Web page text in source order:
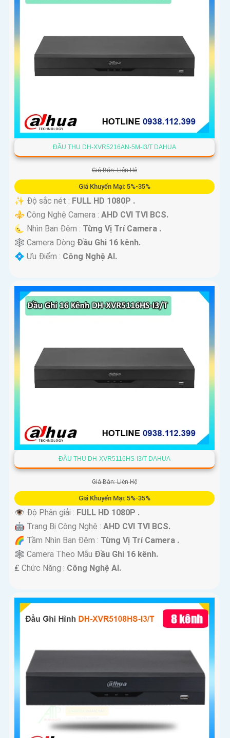
ĐẦU THU DH-XVR5216AN-5M-I3/T DAHUA
Giá Bán: Liên Hệ
Giá Khuyến Mại: 5%-35%
✨ Độ sắc nét : FULL HD 1080P .
⚜️ Công Nghệ Camera : AHD CVI TVI BCS.
🌜 Nhìn Ban Đêm : Từng Vị Trí Camera .
🕸️ Camera Dòng Đầu Ghi 16 kênh.
️💠 Ưu Điểm : Công Nghệ AI.
ĐẦU THU DH-XVR5116HS-I3/T DAHUA
Giá Bán: Liên Hệ
Giá Khuyến Mại: 5%-35%
👁 Độ Phân giải : FULL HD 1080P .
🤖️ Trang Bị Công Nghệ : AHD CVI TVI BCS.
🌈 Tầm Nhìn Ban Đêm : Từng Vị Trí Camera .
🕸️ Camera Theo Mẫu Đầu Ghi 16 kênh.
️₤ Chức Năng : Công Nghệ AI.